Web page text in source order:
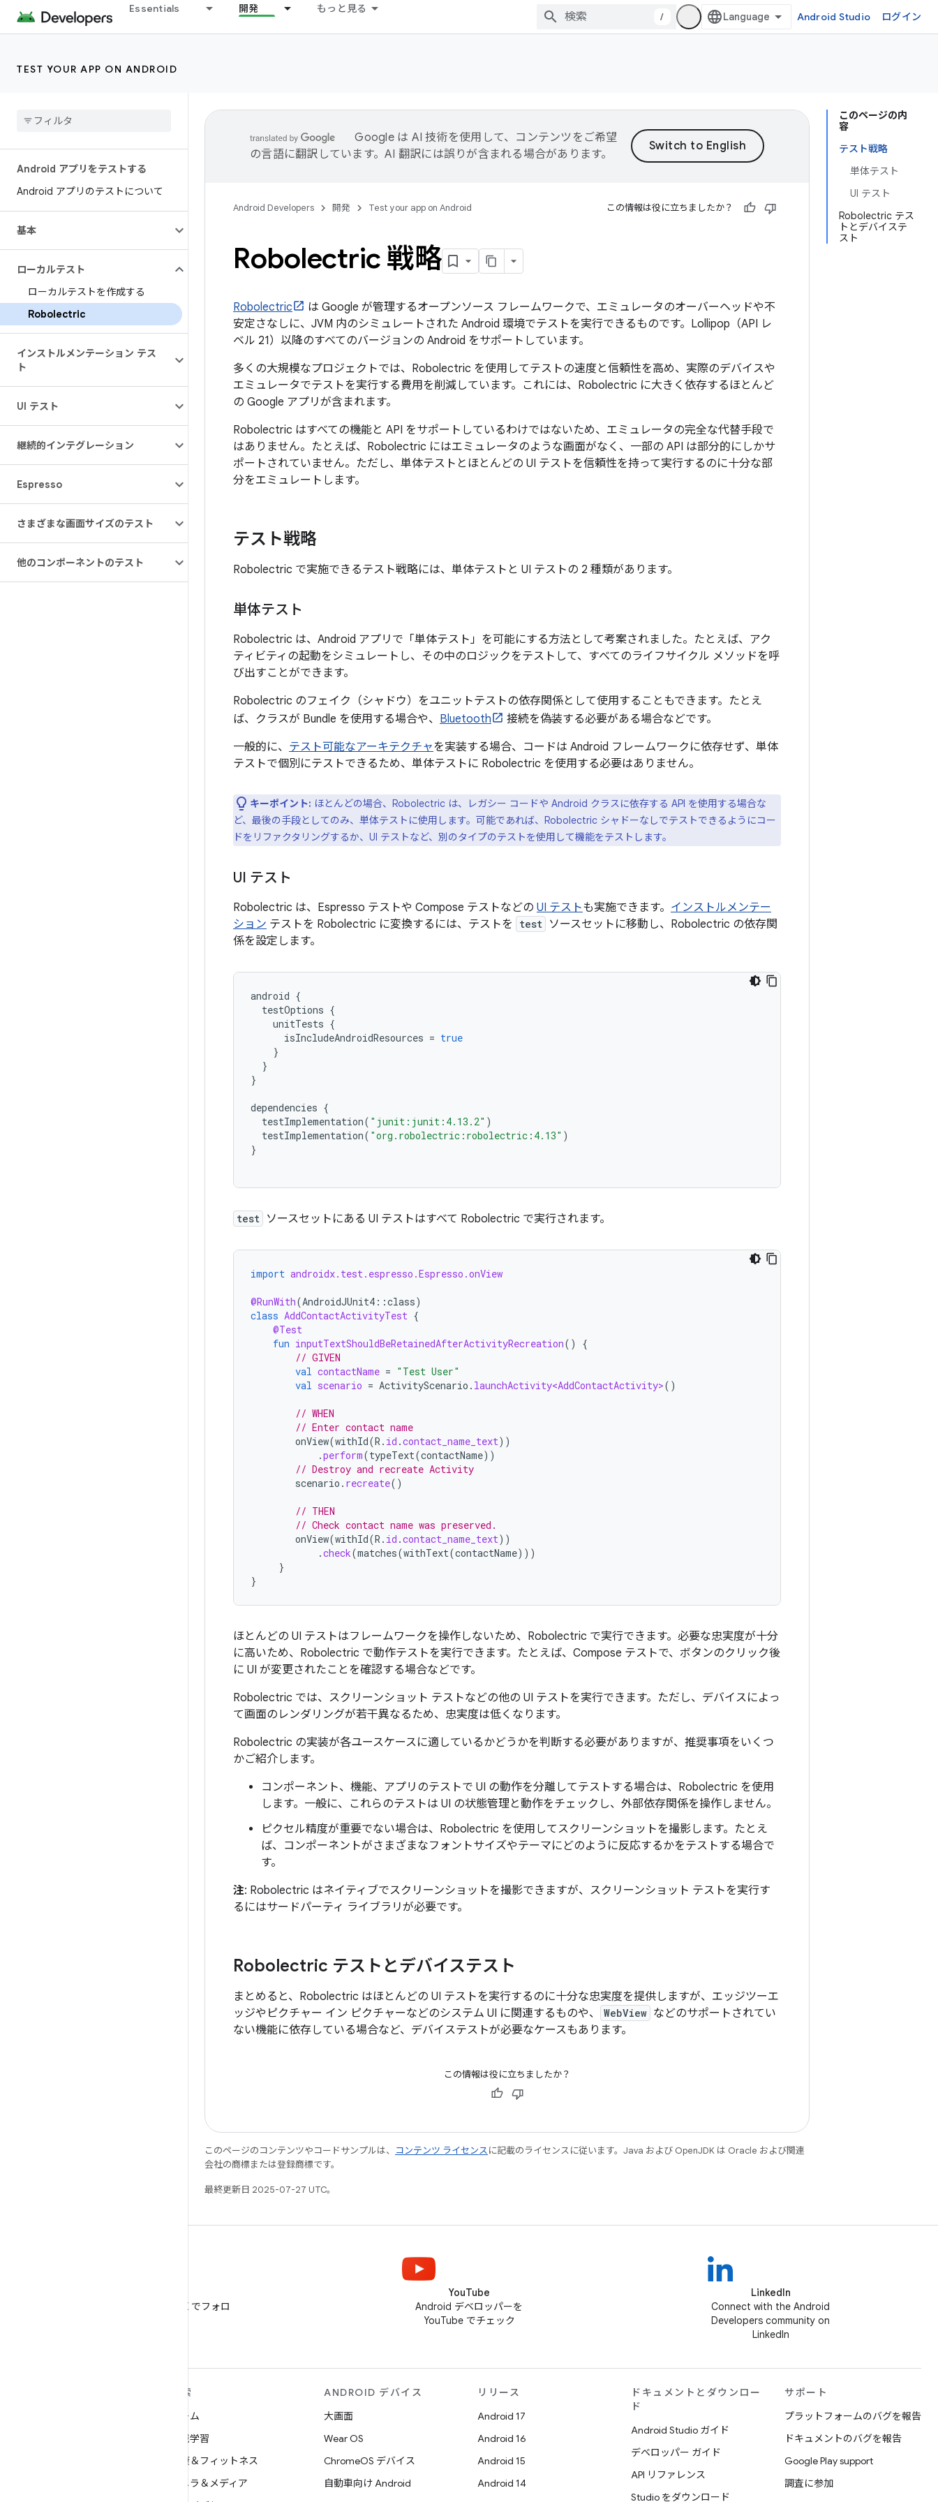
Essentials 開発 もっと見る
/ Android Studio ログイン
TEST YOUR APP ON ANDROID
Android アプリをテストする
Android アプリのテストについて
基本
ローカルテスト
ローカルテストを作成する
Robolectric
インストルメンテーション テス
ト
UI テスト
継続的インテグレーション
Espresso
さまざまな画面サイズのテスト
他のコンポーネントのテスト
このページの内
容
テスト戦略
単体テスト
UI テスト
Robolectric テス
トとデバイステ
スト
Google は AI 技術を使用して、コンテンツをご希望
の言語に翻訳しています。AI 翻訳には誤りが含まれる場合があります。
Android Developers 開発 Test your app on Android この情報は役に立ちましたか？
Robolectric 戦略
Robolectric
は Google が管理するオープンソース フレームワークで、エミュレータのオーバーヘッドや不
安定さなしに、JVM 内のシミュレートされた Android 環境でテストを実行できるものです。Lollipop（API レ
ベル 21）以降のすべてのバージョンの Android をサポートしています。
多くの大規模なプロジェクトでは、Robolectric を使用してテストの速度と信頼性を高め、実際のデバイスや
エミュレータでテストを実行する費用を削減しています。これには、Robolectric に大きく依存するほとんど
の Google アプリが含まれます。
Robolectric はすべての機能と API をサポートしているわけではないため、エミュレータの完全な代替手段で
はありません。たとえば、Robolectric にはエミュレータのような画面がなく、一部の API は部分的にしかサ
ポートされていません。ただし、単体テストとほとんどの UI テストを信頼性を持って実行するのに十分な部
分をエミュレートします。
テスト戦略
Robolectric で実施できるテスト戦略には、単体テストと UI テストの 2 種類があります。
単体テスト
Robolectric は、Android アプリで「単体テスト」を可能にする方法として考案されました。たとえば、アク
ティビティの起動をシミュレートし、その中のロジックをテストして、すべてのライフサイクル メソッドを呼
び出すことができます。
Robolectric のフェイク（シャドウ）をユニットテストの依存関係として使用することもできます。たとえ
ば、クラスが Bundle を使用する場合や、 Bluetooth
接続を偽装する必要がある場合などです。
一般的に、 テスト可能なアーキテクチャを実装する場合、コードは Android フレームワークに依存せず、単体
テストで個別にテストできるため、単体テストに Robolectric を使用する必要はありません。
キーポイント: ほとんどの場合、Robolectric は、レガシー コードや Android クラスに依存する API を使用する場合な
ど、最後の手段としてのみ、単体テストに使用します。可能であれば、Robolectric シャドーなしでテストできるようにコー
ドをリファクタリングするか、UI テストなど、別のタイプのテストを使用して機能をテストします。
UI テスト
Robolectric は、Espresso テストや Compose テストなどの UI テストも実施できます。 インストルメンテー
ション テストを Robolectric に変換するには、テストを test ソースセットに移動し、Robolectric の依存関
係を設定します。
android {
testOptions {
unitTests {
isIncludeAndroidResources = true
}
}
}
dependencies {
testImplementation( "junit:junit:4.13.2" )
testImplementation( "org.robolectric:robolectric:4.13" )
}
test ソースセットにある UI テストはすべて Robolectric で実行されます。
import androidx.test.espresso.Espresso.onView
@RunWith(AndroidJUnit4 ::class)
class AddContactActivityTest {
@Test
fun inputTextShouldBeRetainedAfterActivityRecreation()
{
// GIVEN
val contactName = "Test User"
val scenario = ActivityScenario . launchActivity<AddContactActivity>()
// WHEN
// Enter contact name
onView(withId(R . id .contact_name_text))
.perform(typeText(contactName))
// Destroy and recreate Activity
scenario . recreate()
// THEN
// Check contact name was preserved.
onView(withId(R . id .contact_name_text))
.check(matches(withText(contactName)))
}
}
ほとんどの UI テストはフレームワークを操作しないため、Robolectric で実行できます。必要な忠実度が十分
に高いため、Robolectric で動作テストを実行できます。たとえば、Compose テストで、ボタンのクリック後
に UI が変更されたことを確認する場合などです。
Robolectric では、スクリーンショット テストなどの他の UI テストを実行できます。ただし、デバイスによっ
て画面のレンダリングが若干異なるため、忠実度は低くなります。
Robolectric の実装が各ユースケースに適しているかどうかを判断する必要がありますが、推奨事項をいくつ
かご紹介します。
コンポーネント、機能、アプリのテストで UI の動作を分離してテストする場合は、Robolectric を使用
します。一般に、これらのテストは UI の状態管理と動作をチェックし、外部依存関係を操作しません。
ピクセル精度が重要でない場合は、Robolectric を使用してスクリーンショットを撮影します。たとえ
ば、コンポーネントがさまざまなフォントサイズやテーマにどのように反応するかをテストする場合で
す。
注: Robolectric はネイティブでスクリーンショットを撮影できますが、スクリーンショット テストを実行す
るにはサードパーティ ライブラリが必要です。
Robolectric テストとデバイステスト
まとめると、Robolectric はほとんどの UI テストを実行するのに十分な忠実度を提供しますが、エッジツーエ
ッジやピクチャー イン ピクチャーなどのシステム UI に関連するものや、
WebView などのサポートされてい
ない機能に依存している場合など、デバイステストが必要なケースもあります。
この情報は役に立ちましたか？
このページのコンテンツやコードサンプルは、 コンテンツ ライセンスに記載のライセンスに従います。Java および OpenJDK は Oracle および関連
会社の商標または登録商標です。
最終更新日 2025-07-27 UTC。
@AndroidDev を X でフォロ
YouTube
Android デベロッパーを
YouTube でチェック
LinkedIn
Connect with the Android
Developers community on
LinkedIn
探索
ゲーム
機械学習
健康＆フィットネス
カメラ＆メディア
ANDROID デバイス
大画面
Wear OS
ChromeOS デバイス
自動車向け Android
リリース
Android 17
Android 16
Android 15
Android 14
ドキュメントとダウンロー
ド
Android Studio ガイド
デベロッパー ガイド
API リファレンス
Studio をダウンロード
サポート
プラットフォームのバグを報告
ドキュメントのバグを報告
Google Play support
調査に参加